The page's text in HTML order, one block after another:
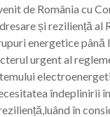
de România cu
și reziliență al
energetice până
urgent al
îndeplinirii
în